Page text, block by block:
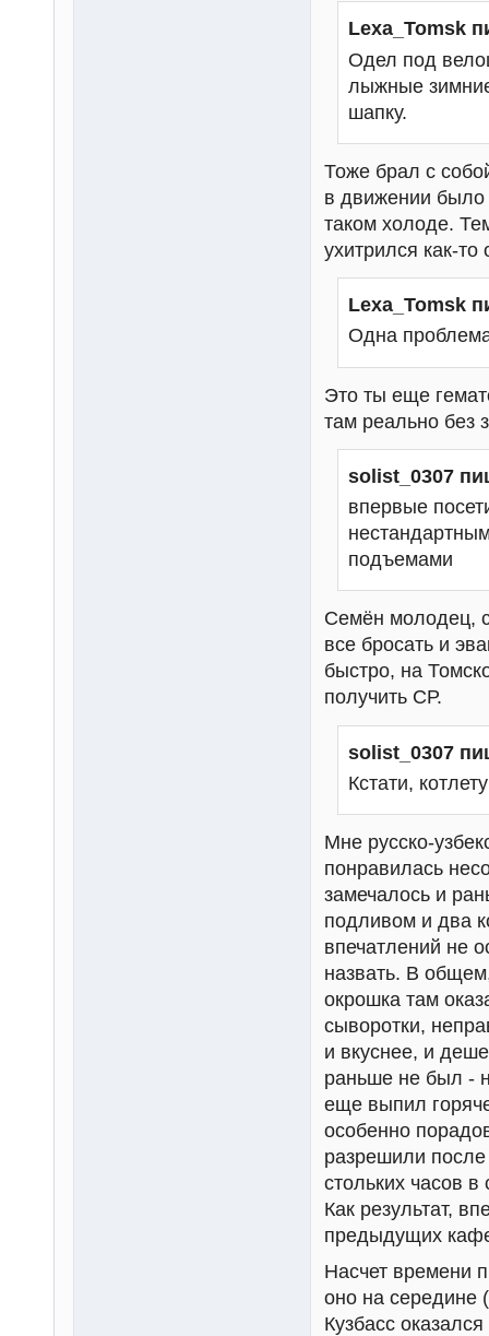
Lexa_Tomsk
Одел под
лыжные
шапку.
Тоже брал с
в движении было
таком холоде.
ухитрился как-то
Lexa_Tomsk
Одна
Это ты еще
там реально без
solist_0307
впервые
подъемами
Семён молодец,
все бросать и
быстро, на
получить СР.
solist_0307
Кстати,
Мне русско-
понравилась
замечалось и
подливом и два
впечатлений не
назвать. В
окрошка там
сыворотки,
и вкуснее, и
раньше не был -
еще выпил
особенно
разрешили после
стольких часов
Как результат,
предыдущих
Насчет времени
оно на середине
Кузбасс